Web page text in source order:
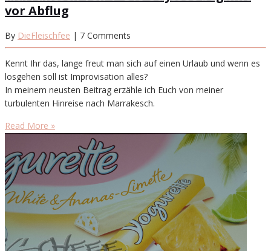
vor Abflug
By DieFleischfee | 7 Comments
Kennt Ihr das, lange freut man sich auf einen Urlaub und wenn es
losgehen soll ist Improvisation alles?
In meinem neusten Beitrag erzähle ich Euch von meiner
turbulenten Hinreise nach Marrakesch.
Read More »